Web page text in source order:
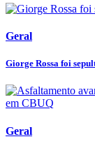
Geral
Giorge Rossa foi
Geral